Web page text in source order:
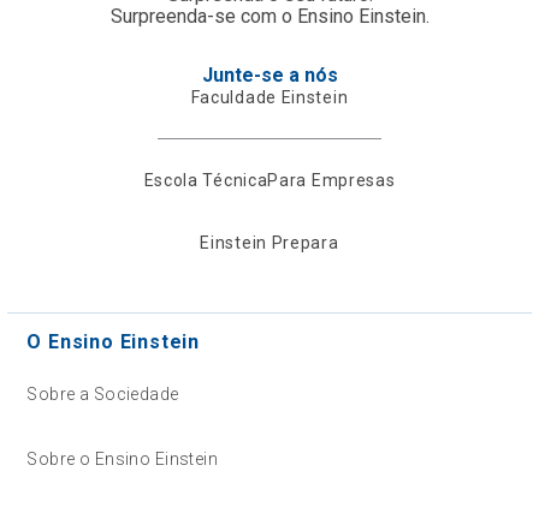
Surpreenda-se com o Ensino Einstein.
Junte-se a nós
Faculdade Einstein
Escola TécnicaPara Empresas
Einstein Prepara
O Ensino Einstein
Sobre a Sociedade
Sobre o Ensino Einstein